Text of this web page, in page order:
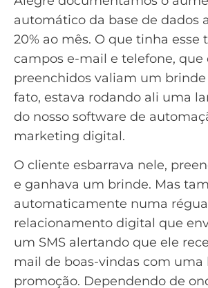
automático da base de dados
20% ao mês. O que tinha esse
campos e-mail e telefone, que
preenchidos valiam um brinde
fato, estava rodando ali uma
do nosso software de
marketing digital.
O cliente esbarrava nele,
e ganhava um brinde. Mas
automaticamente numa
relacionamento digital que
um SMS alertando que ele
mail de boas-vindas com uma
promoção. Dependendo de